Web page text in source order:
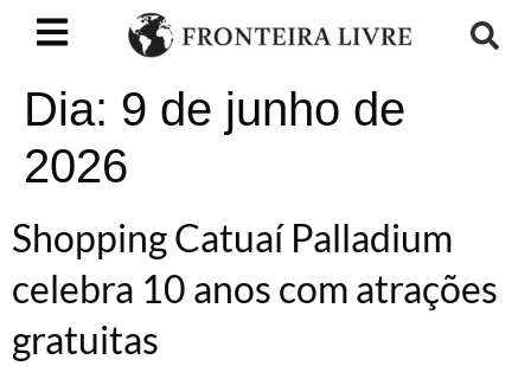
Dia: 9 de junho de
2026
Shopping Catuaí Palladium
celebra 10 anos com atrações
gratuitas